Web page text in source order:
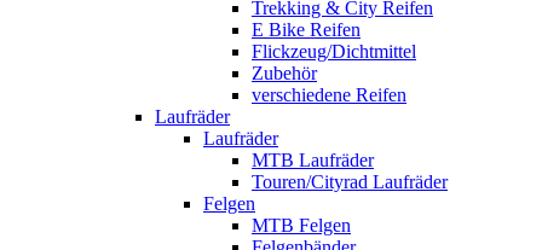
Trekking & City Reifen
E Bike Reifen
Flickzeug/Dichtmittel
Zubehör
verschiedene Reifen
Laufräder
Laufräder
MTB Laufräder
Touren/Cityrad Laufräder
Felgen
MTB Felgen